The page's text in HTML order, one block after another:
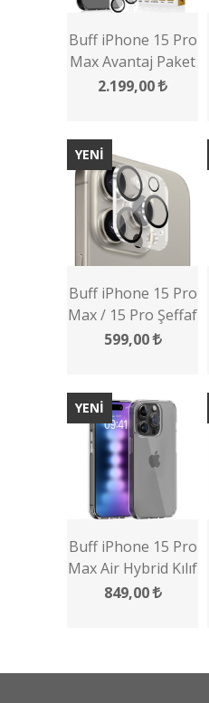
Buff iPhone 15 Pro
Max Avantaj Paket
- Siyah Kılıf + Ekran
2.199,00
YENİ
Buff iPhone 15 Pro
Max / 15 Pro Şeffaf
Kamera Lens
599,00
YENİ
Buff iPhone 15 Pro
Max Air Hybrid Kılıf
849,00